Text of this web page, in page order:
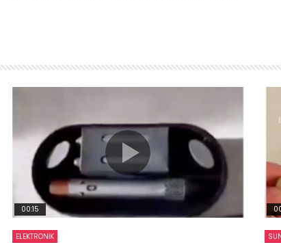
00:15
ELEKTRONIK